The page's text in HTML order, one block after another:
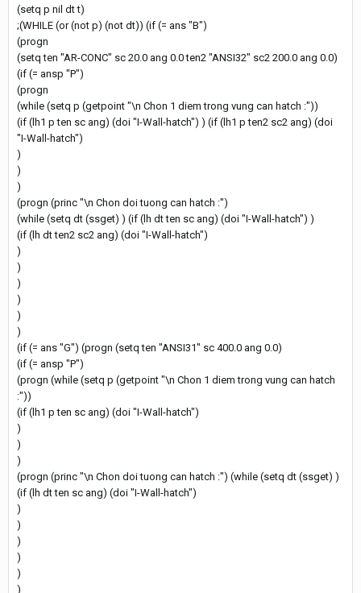
(setq p nil dt t)
;(WHILE (or (not p) (not dt)) (if (= ans "B")
(progn
(setq ten "AR-CONC" sc 20.0 ang 0.0 ten2 "ANSI32" sc2 200.0 ang 0.0)
(if (= ansp "P")
(progn
(while (setq p (getpoint "\n Chon 1 diem trong vung can hatch :"))
(if (lh1 p ten sc ang) (doi "I-Wall-hatch") ) (if (lh1 p ten2 sc2 ang) (doi
"I-Wall-hatch")
)
)
)
(progn (princ "\n Chon doi tuong can hatch :")
(while (setq dt (ssget) ) (if (lh dt ten sc ang) (doi "I-Wall-hatch") )
(if (lh dt ten2 sc2 ang) (doi "I-Wall-hatch")
)
)
)
)
)
)
(if (= ans "G") (progn (setq ten "ANSI31" sc 400.0 ang 0.0)
(if (= ansp "P")
(progn (while (setq p (getpoint "\n Chon 1 diem trong vung can hatch
:"))
(if (lh1 p ten sc ang) (doi "I-Wall-hatch")
)
)
)
(progn (princ "\n Chon doi tuong can hatch :") (while (setq dt (ssget) )
(if (lh dt ten sc ang) (doi "I-Wall-hatch")
)
)
)
)
)
)